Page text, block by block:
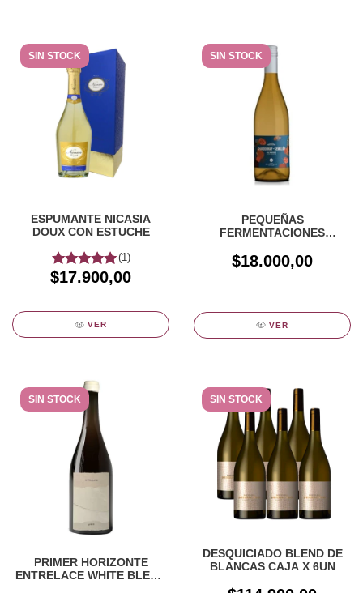
SIN STOCK
ESPUMANTE NICASIA
DOUX CON ESTUCHE
(1)
$17.900,00
VER
SIN STOCK
PEQUEÑAS
FERMENTACIONES
X 750CC
$18.000,00
VER
SIN STOCK
PRIMER HORIZONTE
ENTRELACE WHITE BLEND
SIN STOCK
DESQUICIADO BLEND DE
BLANCAS CAJA X 6UN